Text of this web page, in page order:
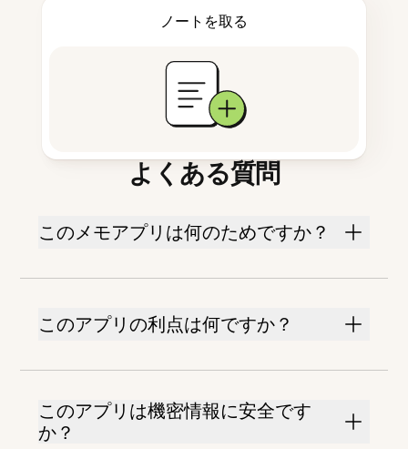
ノートを取る
よくある質問
このメモアプリは何のためですか？
このアプリの利点は何ですか？
このアプリは機密情報に安全です
か？